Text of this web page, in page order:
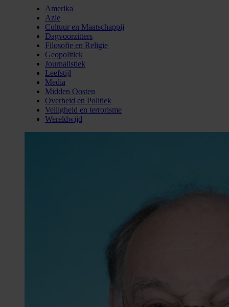
Amerika
Azie
Cultuur en Maatschappij
Dagvoorzitters
Filosofie en Religie
Geopolitiek
Journalistiek
Leefstijl
Media
Midden Oosten
Overheid en Politiek
Veiligheid en terrorisme
Wereldwijd